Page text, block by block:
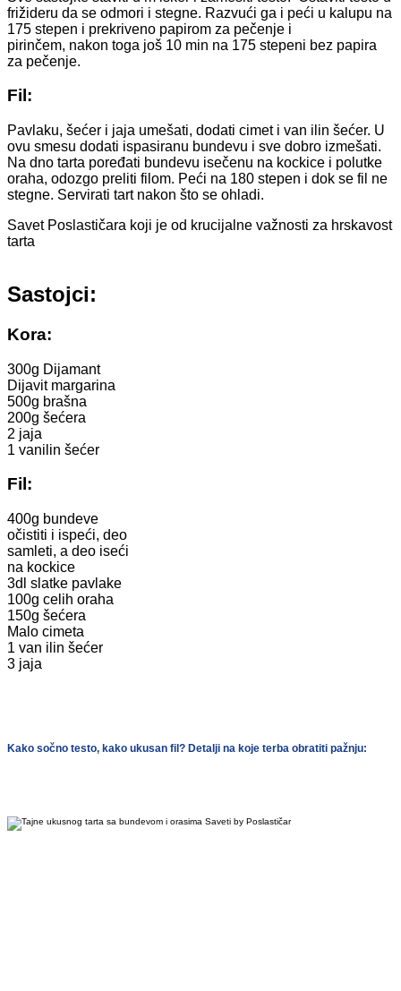
frižideru da se odmori i stegne. Razvući ga i peći u kalupu na
175 stepen i prekriveno papirom za pečenje i
pirinčem, nakon toga još 10 min na 175 stepeni bez papira
za pečenje.
Fil:
Pavlaku, šećer i jaja umešati, dodati cimet i van ilin šećer. U
ovu smesu dodati ispasiranu bundevu i sve dobro izmešati.
Na dno tarta poređati bundevu isečenu na kockice i polutke
oraha, odozgo preliti filom. Peći na 180 stepen i dok se fil ne
stegne. Servirati tart nakon što se ohladi.
Savet Poslastičara koji je od krucijalne važnosti za hrskavost
tarta
Sastojci:
Kora:
300g Dijamant
Dijavit margarina
500g brašna
200g šećera
2 jaja
1 vanilin šećer
Fil:
400g bundeve
očistiti i ispeći, deo
samleti, a deo iseći
na kockice
3dl slatke pavlake
100g celih oraha
150g šećera
Malo cimeta
1 van ilin šećer
3 jaja
Kako sočno testo, kako ukusan fil? Detalji na koje terba obratiti pažnju: